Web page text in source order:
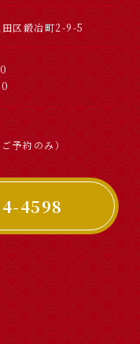
区鍛冶町2-9-5
予約のみ）
4598